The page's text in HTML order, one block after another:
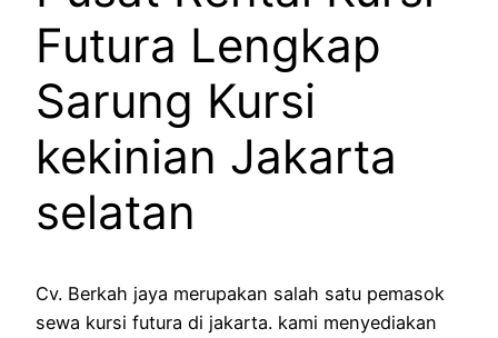
Futura Lengkap
Sarung Kursi
kekinian Jakarta
selatan
Cv. Berkah jaya merupakan salah satu pemasok
sewa kursi futura di jakarta. kami menyediakan